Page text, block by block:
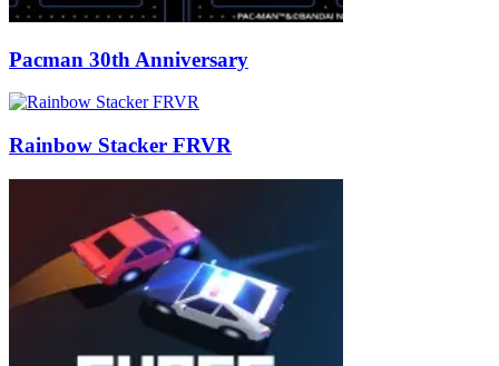
Pacman 30th Anniversary
Rainbow Stacker FRVR